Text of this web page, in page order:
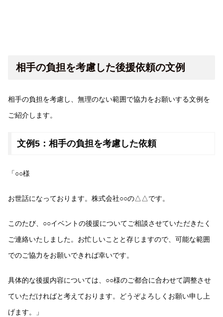
相手の負担を考慮した後援依頼の文例
相手の負担を考慮し、無理のない範囲で協力をお願いする文例を
ご紹介します。
文例5：相手の負担を考慮した依頼
「○○様
お世話になっております。株式会社○○の△△です。
このたび、○○イベントの後援についてご相談させていただきたく
ご連絡いたしました。お忙しいことと存じますので、可能な範囲
でのご協力をお願いできれば幸いです。
具体的な後援内容については、○○様のご都合に合わせて調整させ
ていただければと考えております。どうぞよろしくお願い申し上
げます。」